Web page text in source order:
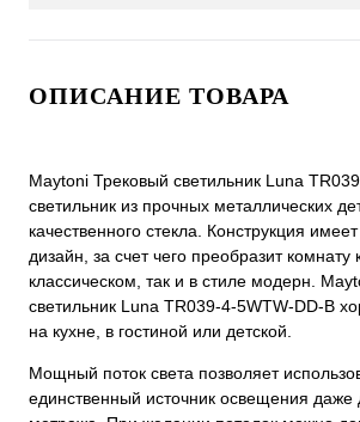
ОПИСАНИЕ ТОВАРА
Maytoni Трековый светильник Luna
светильник из прочных металлических
качественного стекла. Конструкция
дизайн, за счет чего преобразит комнату
классическом, так и в стиле модерн.
светильник Luna TR039-4-5WTW-DD-B
на кухне, в гостиной или детской.
Мощный поток света позволяет
единственный источник освещения даже